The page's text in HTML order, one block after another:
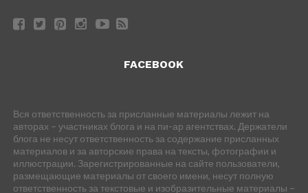
FACEBOOK
Вся ответственность за присланные материалы лежит на
авторах – участниках блога и на пи-ар агентствах. Держатели
блога не несут ответственность за содержание присланных
материалов и за авторские права на тексты, фотографии и
иллюстрации. Зарегистрированные на сайте пользователи,
размещающие материалы от своего имени, несут полную
ответственность за текстовые и изобразительные материалы –